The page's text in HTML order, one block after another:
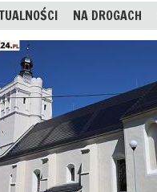
NA DROGACH